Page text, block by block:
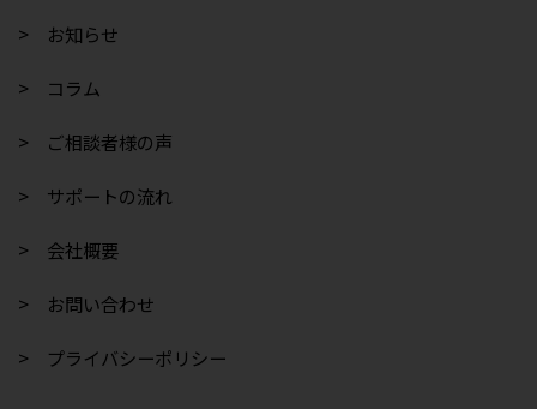
> お知らせ
> コラム
> ご相談者様の声
> サポートの流れ
> 会社概要
> お問い合わせ
> プライバシーポリシー